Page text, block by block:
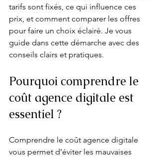
tarifs sont fixés, ce qui influence ces
prix, et comment comparer les offres
pour faire un choix éclairé. Je vous
guide dans cette démarche avec des
conseils clairs et pratiques.
Pourquoi comprendre le
coût agence digitale est
essentiel ?
Comprendre le coût agence digitale
vous permet d’éviter les mauvaises